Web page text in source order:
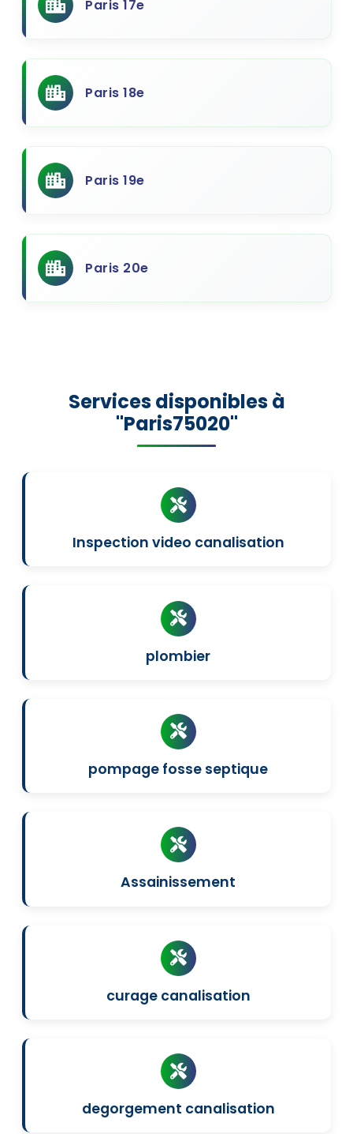
Paris 17e
Paris 18e
Paris 19e
Paris 20e
Services disponibles à
"Paris75020"
Inspection video canalisation
plombier
pompage fosse septique
Assainissement
curage canalisation
degorgement canalisation